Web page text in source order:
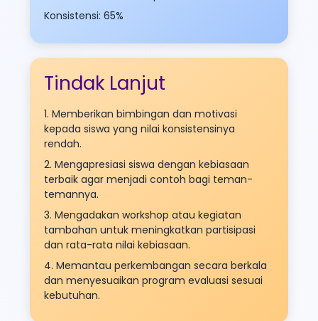
Konsistensi: 65%
Tindak Lanjut
1. Memberikan bimbingan dan motivasi
kepada siswa yang nilai konsistensinya
rendah.
2. Mengapresiasi siswa dengan kebiasaan
terbaik agar menjadi contoh bagi teman-
temannya.
3. Mengadakan workshop atau kegiatan
tambahan untuk meningkatkan partisipasi
dan rata-rata nilai kebiasaan.
4. Memantau perkembangan secara berkala
dan menyesuaikan program evaluasi sesuai
kebutuhan.